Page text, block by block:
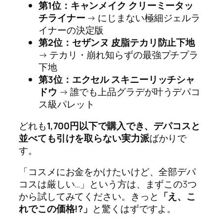
第1位：キャンメイク クリーミータッ
チライナー → にじまない極細ジェルラ
イナーの決定版
第2位：セザンヌ 皮脂テカリ防止下地
→ テカリ・崩れ知らずの最強プチプラ
下地
第3位：エクセル スキニーリッチシャ
ドウ → 誰でも上品グラデが叶うデパコ
ス級パレット
どれも1,700円以下で購入でき、デパコスと
並べても引けを取らない実力派ばかりで
す。
「コスメにお金をかけたいけど、全部デパ
コスは厳しい…」という方は、まずこの3つ
から試してみてください。きっと 「え、こ
れでこの価格!?」 と驚くはずですよ。